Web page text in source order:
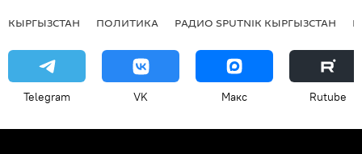
КЫРГЫЗСТАН ПОЛИТИКА РАДИО SPUTNIK КЫРГЫЗСТАН
Telegram VK Макс Rutube